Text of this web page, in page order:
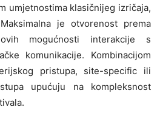
umjetnostima klasičnijeg izričaja,
je otvorenost prema
mogućnosti interakcije s
komunikacije. Kombinacijom
pristupa, site-specific ili
upućuju na kompleksnost